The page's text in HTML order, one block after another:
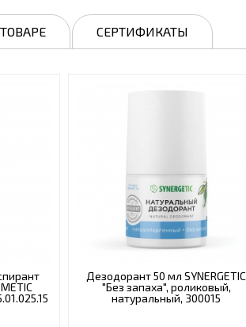
СЕРТИФИКАТЫ
Дезодорант 50 мл SYNERGETIC
"Без запаха", роликовый,
натуральный, 300015